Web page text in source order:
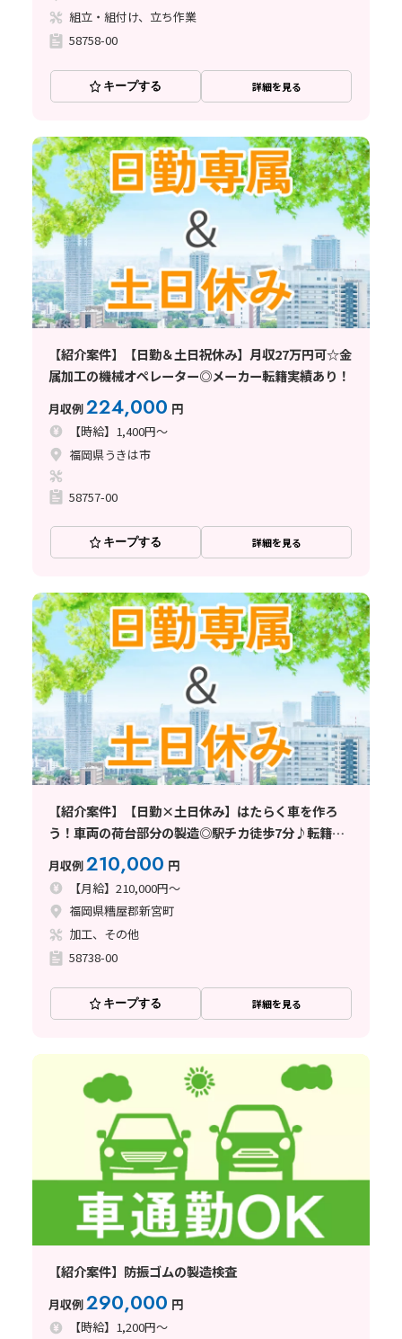
組立・組付け、立ち作業
58758-00
キープする 詳細を見る
【紹介案件】【日勤＆土日祝休み】月収27万円可☆金
属加工の機械オペレーター◎メーカー転籍実績あり！
月収例224,000 円
【時給】1,400円～
福岡県うきは市
58757-00
キープする 詳細を見る
【紹介案件】【日勤×土日休み】はたらく車を作ろ
う！車両の荷台部分の製造◎駅チカ徒歩7分♪転籍支
援制度あり☆ 加工・機械操作・バリ取り・検品・運
搬・ピッキング
月収例210,000 円
【月給】210,000円～
福岡県糟屋郡新宮町
加工、その他
58738-00
キープする 詳細を見る
【紹介案件】防振ゴムの製造検査
月収例290,000 円
【時給】1,200円～